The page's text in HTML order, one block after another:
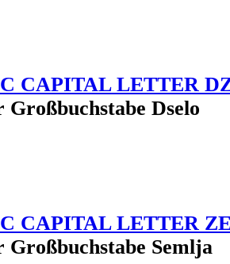
CAPITAL LETTER
Großbuchstabe Dselo
CAPITAL LETTER
Großbuchstabe Semlja